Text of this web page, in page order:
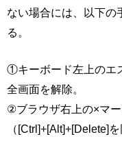
ない場合には、以下の
る。
①キーボード左上のエ
全画面を解除。
②ブラウザ右上の×マー
（[Ctrl]+[Alt]+[Delete]